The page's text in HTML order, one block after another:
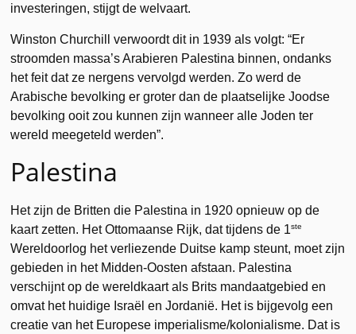
investeringen, stijgt de welvaart.
Winston Churchill verwoordt dit in 1939 als volgt: “Er
stroomden massa’s Arabieren Palestina binnen, ondanks
het feit dat ze nergens vervolgd werden. Zo werd de
Arabische bevolking er groter dan de plaatselijke Joodse
bevolking ooit zou kunnen zijn wanneer alle Joden ter
wereld meegeteld werden”.
Palestina
Het zijn de Britten die Palestina in 1920 opnieuw op de
kaart zetten. Het Ottomaanse Rijk, dat tijdens de 1ste
Wereldoorlog het verliezende Duitse kamp steunt, moet zijn
gebieden in het Midden-Oosten afstaan. Palestina
verschijnt op de wereldkaart als Brits mandaatgebied en
omvat het huidige Israël en Jordanië. Het is bijgevolg een
creatie van het Europese imperialisme/kolonialisme. Dat is